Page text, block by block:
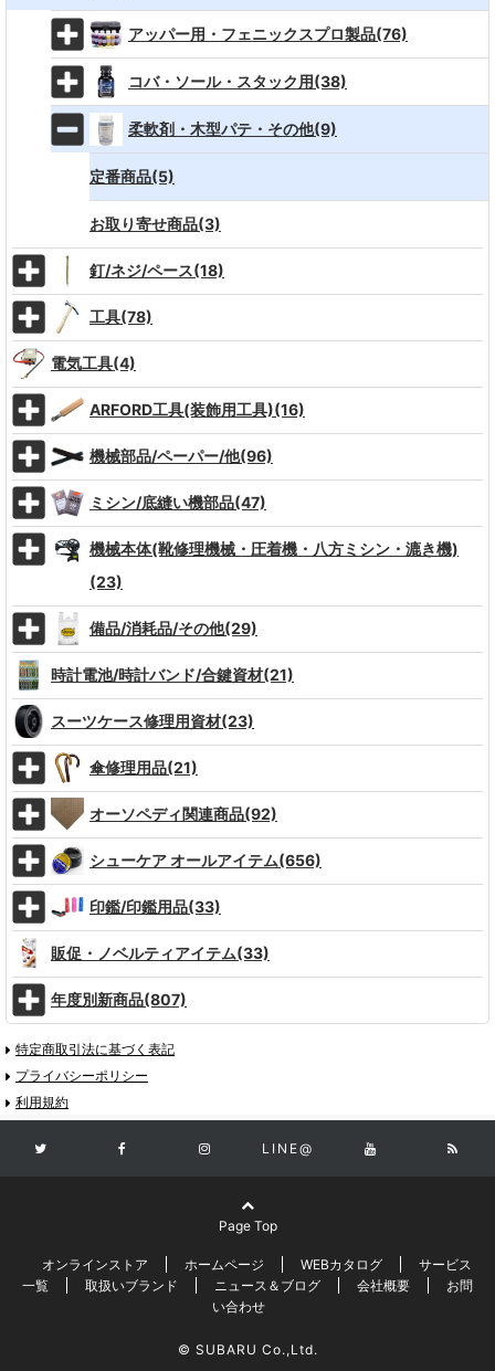
アッパー用・フェニックスプロ製品(76)
コバ・ソール・スタック用(38)
柔軟剤・木型パテ・その他(9)
定番商品(5)
お取り寄せ商品(3)
釘/ネジ/ペース(18)
工具(78)
電気工具(4)
ARFORD工具(装飾用工具)(16)
機械部品/ペーパー/他(96)
ミシン/底縫い機部品(47)
機械本体(靴修理機械・圧着機・八方ミシン・漉き機)
(23)
備品/消耗品/その他(29)
時計電池/時計バンド/合鍵資材(21)
スーツケース修理用資材(23)
傘修理用品(21)
オーソペディ関連商品(92)
シューケア オールアイテム(656)
印鑑/印鑑用品(33)
販促・ノベルティアイテム(33)
年度別新商品(807)
特定商取引法に基づく表記
プライバシーポリシー
利用規約
LINE@
Page Top
オンラインストア ホームページ WEBカタログ
サービス
一覧
取扱いブランド ニュース＆ブログ 会社概要
お問
い合わせ
© SUBARU Co.,Ltd.